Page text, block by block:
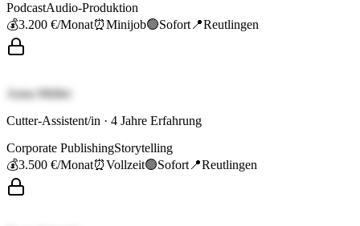
PodcastAudio-Produktion
💰3.200 €/Monat⏰Minijob🟢Sofort 📍Reutlingen
Anna Müller
Cutter-Assistent/in · 4 Jahre Erfahrung
Corporate PublishingStorytelling
💰3.500 €/Monat⏰Vollzeit🟢Sofort 📍Reutlingen